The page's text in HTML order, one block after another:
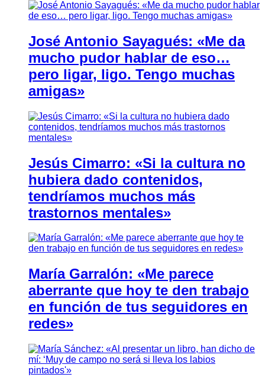
José Antonio Sayagués: «Me da
mucho pudor hablar de eso…
pero ligar, ligo. Tengo muchas
amigas»
Jesús Cimarro: «Si la cultura no
hubiera dado contenidos,
tendríamos muchos más
trastornos mentales»
María Garralón: «Me parece
aberrante que hoy te den trabajo
en función de tus seguidores en
redes»